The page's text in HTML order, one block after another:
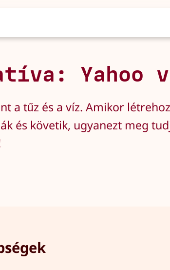
Yahoo
a tűz és a víz. Amikor
és követik, ugyanezt meg